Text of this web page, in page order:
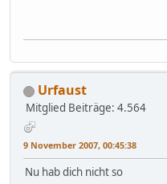
Urfaust
Mitglied Beiträge: 4.564
9 November 2007, 00:45:38
Nu hab dich nicht so